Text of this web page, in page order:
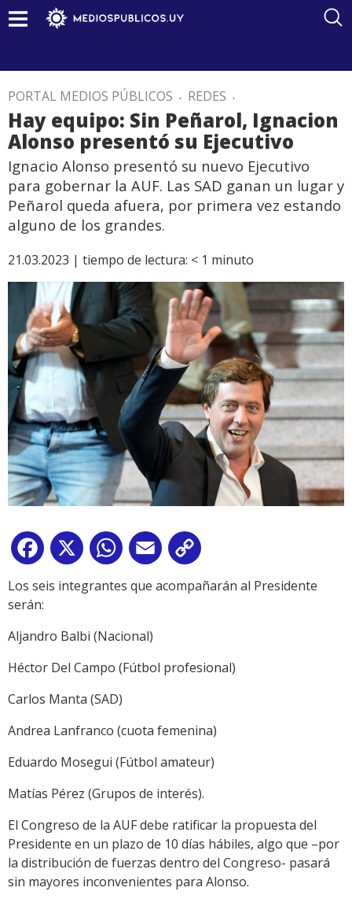
PORTAL MEDIOS PÚBLICOS . REDES .
Hay equipo: Sin Peñarol, Ignacion
Alonso presentó su Ejecutivo
Ignacio Alonso presentó su nuevo Ejecutivo
para gobernar la AUF. Las SAD ganan un lugar y
Peñarol queda afuera, por primera vez estando
alguno de los grandes.
21.03.2023 | tiempo de lectura: < 1 minuto
Facebook
X WhatsApp
Email
Link
Los seis integrantes que acompañarán al Presidente
serán:
Aljandro Balbi (Nacional)
Héctor Del Campo (Fútbol profesional)
Carlos Manta (SAD)
Andrea Lanfranco (cuota femenina)
Eduardo Mosegui (Fútbol amateur)
Matías Pérez (Grupos de interés).
El Congreso de la AUF debe ratificar la propuesta del
Presidente en un plazo de 10 días hábiles, algo que –por
la distribución de fuerzas dentro del Congreso- pasará
sin mayores inconvenientes para Alonso.